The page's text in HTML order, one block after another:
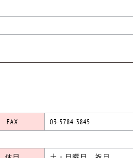
FAX
03-5784-3845